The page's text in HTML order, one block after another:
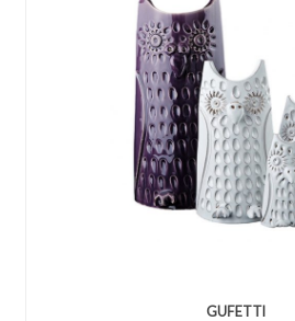
GUFETTI